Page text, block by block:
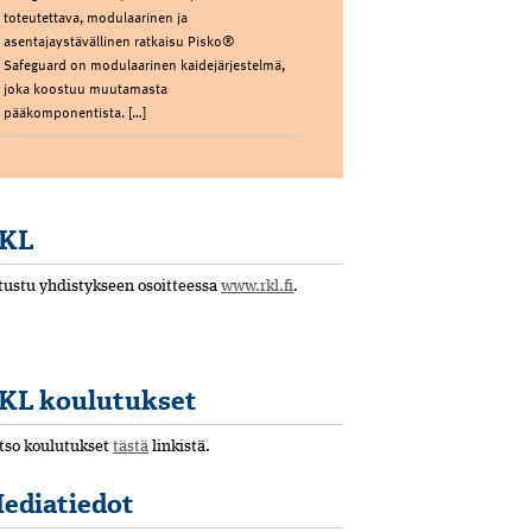
toteutettava, modulaarinen ja
asentajaystävällinen ratkaisu Pisko®
Safeguard on modulaarinen kaidejärjestelmä,
joka koostuu muutamasta
pääkomponentista. […]
yhdistykseen osoitteessa www.rkl.fi.
koulutukset
koulutukset tästä linkistä.